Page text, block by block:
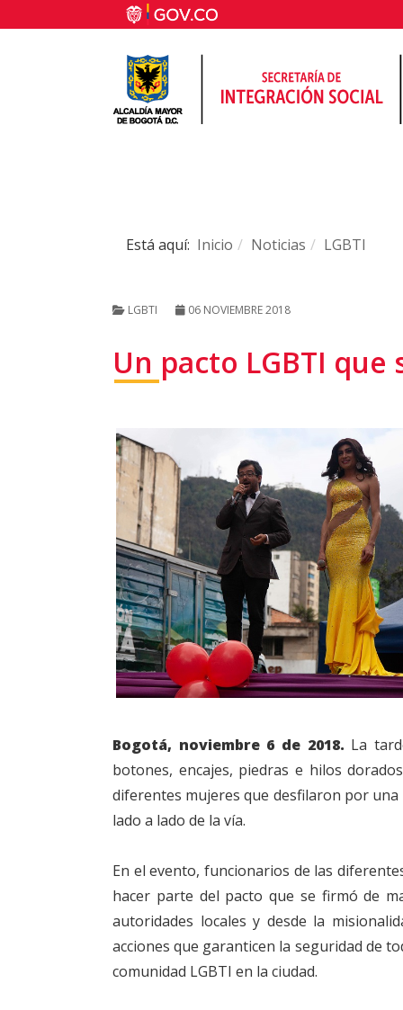
Está aquí: Inicio Noticias LGBTI
LGBTI 06 NOVIEMBRE 2018
Un pacto LGBTI
Bogotá, noviembre 6 de 2018. La
botones, encajes, piedras e hilos
diferentes mujeres que desfilaron por
lado a lado de la vía.
En el evento, funcionarios de las
hacer parte del pacto que se firmó de
autoridades locales y desde la
acciones que garanticen la seguridad de
comunidad LGBTI en la ciudad.